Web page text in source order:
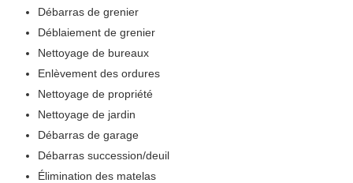
Débarras de grenier
Déblaiement de grenier
Nettoyage de bureaux
Enlèvement des ordures
Nettoyage de propriété
Nettoyage de jardin
Débarras de garage
Débarras succession/deuil
Élimination des matelas